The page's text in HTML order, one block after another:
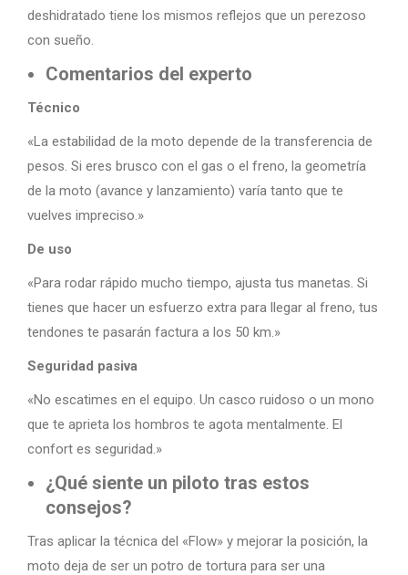
deshidratado tiene los mismos reflejos que un perezoso
con sueño.
Comentarios del experto
Técnico
«La estabilidad de la moto depende de la transferencia de
pesos. Si eres brusco con el gas o el freno, la geometría
de la moto (avance y lanzamiento) varía tanto que te
vuelves impreciso.»
De uso
«Para rodar rápido mucho tiempo, ajusta tus manetas. Si
tienes que hacer un esfuerzo extra para llegar al freno, tus
tendones te pasarán factura a los 50 km.»
Seguridad pasiva
«No escatimes en el equipo. Un casco ruidoso o un mono
que te aprieta los hombros te agota mentalmente. El
confort es seguridad.»
¿Qué siente un piloto tras estos
consejos?
Tras aplicar la técnica del «Flow» y mejorar la posición, la
moto deja de ser un potro de tortura para ser una